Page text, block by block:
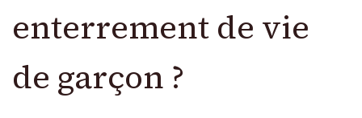
enterrement de vie
de garçon ?